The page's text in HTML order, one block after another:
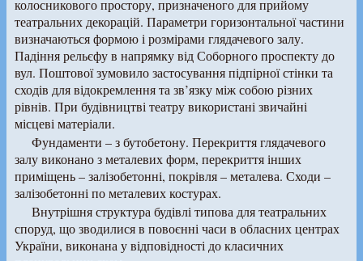
колосникового простору, призначеного для прийому
театральних декорацій. Параметри горизонтальної частини
визначаються формою і розмірами глядачевого залу.
Падіння рельєфу в напрямку від Соборного проспекту до
вул. Поштової зумовило застосування підпірної стінки та
сходів для відокремлення та зв’язку між собою різних
рівнів. При будівництві театру використані звичайні
місцеві матеріали.
Фундаменти – з бутобетону. Перекриття глядачевого
залу виконано з металевих форм, перекриття інших
приміщень – залізобетонні, покрівля – металева. Сходи –
залізобетонні по металевих костурах.
Внутрішня структура будівлі типова для театральних
споруд, що зводилися в повоєнні часи в обласних центрах
України, виконана у відповідності до класичних